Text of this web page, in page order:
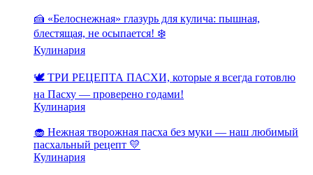
🍰 «Белоснежная» глазурь для кулича: пышная,
блестящая, не осыпается! ❄️
Кулинария
🕊️ ТРИ РЕЦЕПТА ПАСХИ, которые я всегда готовлю
на Пасху — проверено годами!
Кулинария
🧁 Нежная творожная пасха без муки — наш любимый
пасхальный рецепт 💛
Кулинария